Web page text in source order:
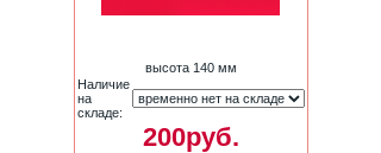
высота 140 мм
Наличие
на
складе:
200руб.